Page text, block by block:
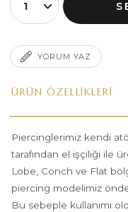
YORUM YAZ
ÜRÜN ÖZELLIKLERI
Piercinglerimiz kendi
tarafından el işçiliği ile
Lobe, Conch ve Flat
piercing modelimiz
Bu sebeple kullanımı